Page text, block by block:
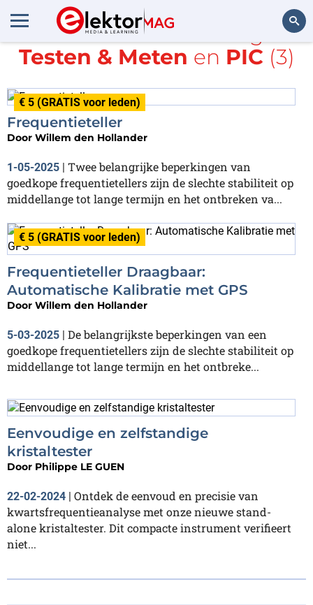
Zoeken
Alle items met de tags
Testen & Meten en PIC (3)
€ 5 (GRATIS voor leden)
Frequentieteller
Door Willem den Hollander
1-05-2025 | Twee belangrijke beperkingen van
goedkope frequentietellers zijn de slechte stabiliteit op
middellange tot lange termijn en het ontbreken va...
€ 5 (GRATIS voor leden)
Frequentieteller Draagbaar:
Automatische Kalibratie met GPS
Door Willem den Hollander
5-03-2025 | De belangrijkste beperkingen van een
goedkope frequentietellers zijn de slechte stabiliteit op
middellange tot lange termijn en het ontbreke...
Eenvoudige en zelfstandige
kristaltester
Door Philippe LE GUEN
22-02-2024 | Ontdek de eenvoud en precisie van
kwartsfrequentieanalyse met onze nieuwe stand-
alone kristaltester. Dit compacte instrument verifieert
niet...